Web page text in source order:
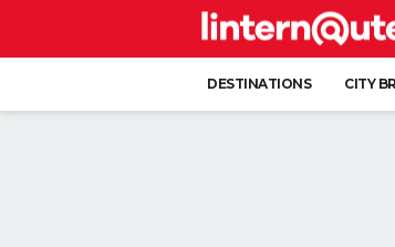
DESTINATIONS CITY